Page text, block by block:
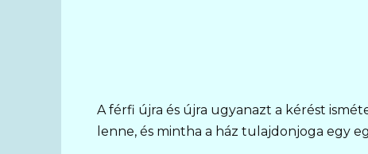
A férfi újra és újra ugyanazt a kérést
lenne, és mintha a ház tulajdonjoga egy